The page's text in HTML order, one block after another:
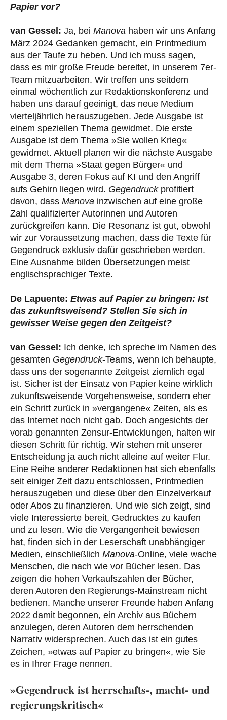
Papier vor?
van Gessel: Ja, bei Manova haben wir uns Anfang
März 2024 Gedanken gemacht, ein Printmedium
aus der Taufe zu heben. Und ich muss sagen,
dass es mir große Freude bereitet, in unserem 7er-
Team mitzuarbeiten. Wir treffen uns seitdem
einmal wöchentlich zur Redaktionskonferenz und
haben uns darauf geeinigt, das neue Medium
vierteljährlich herauszugeben. Jede Ausgabe ist
einem speziellen Thema gewidmet. Die erste
Ausgabe ist dem Thema »Sie wollen Krieg«
gewidmet. Aktuell planen wir die nächste Ausgabe
mit dem Thema »Staat gegen Bürger« und
Ausgabe 3, deren Fokus auf KI und den Angriff
aufs Gehirn liegen wird. Gegendruckprofitiert
davon, dass Manova inzwischen auf eine große
Zahl qualifizierter Autorinnen und Autoren
zurückgreifen kann. Die Resonanz ist gut, obwohl
wir zur Voraussetzung machen, dass die Texte für
Gegendruck exklusiv dafür geschrieben werden.
Eine Ausnahme bilden Übersetzungen meist
englischsprachiger Texte.
De Lapuente: Etwas auf Papier zu bringen: Ist
das zukunftsweisend? Stellen Sie sich in
gewisser Weise gegen den Zeitgeist?
van Gessel: Ich denke, ich spreche im Namen des
gesamten Gegendruck-Teams, wenn ich behaupte,
dass uns der sogenannte Zeitgeist ziemlich egal
ist. Sicher ist der Einsatz von Papier keine wirklich
zukunftsweisende Vorgehensweise, sondern eher
ein Schritt zurück in »vergangene« Zeiten, als es
das Internet noch nicht gab. Doch angesichts der
vorab genannten Zensur-Entwicklungen, halten wir
diesen Schritt für richtig. Wir stehen mit unserer
Entscheidung ja auch nicht alleine auf weiter Flur.
Eine Reihe anderer Redaktionen hat sich ebenfalls
seit einiger Zeit dazu entschlossen, Printmedien
herauszugeben und diese über den Einzelverkauf
oder Abos zu finanzieren. Und wie sich zeigt, sind
viele Interessierte bereit, Gedrucktes zu kaufen
und zu lesen. Wie die Vergangenheit bewiesen
hat, finden sich in der Leserschaft unabhängiger
Medien, einschließlich Manova-Online, viele wache
Menschen, die nach wie vor Bücher lesen. Das
zeigen die hohen Verkaufszahlen der Bücher,
deren Autoren den Regierungs-Mainstream nicht
bedienen. Manche unserer Freunde haben Anfang
2022 damit begonnen, ein Archiv aus Büchern
anzulegen, deren Autoren dem herrschenden
Narrativ widersprechen. Auch das ist ein gutes
Zeichen, »etwas auf Papier zu bringen«, wie Sie
es in Ihrer Frage nennen.
»Gegendruck ist herrschafts-, macht- und
regierungskritisch«